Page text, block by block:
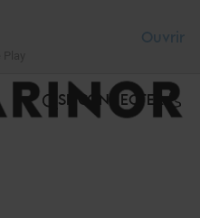
Ouvrir
SE CONNECTER